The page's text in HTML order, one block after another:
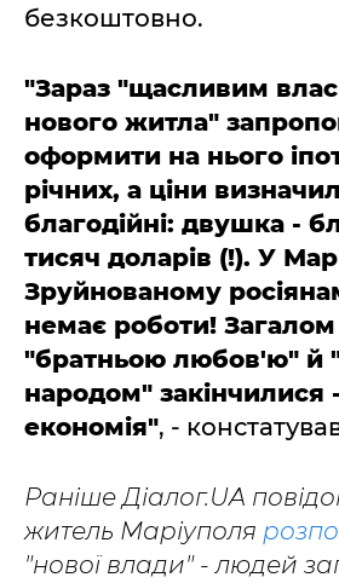
безкоштовно.
"Зараз "щасливим
нового житла"
оформити на нього
річних, а ціни
благодійні: двушка -
тисяч доларів (!). У
Зруйнованому
немає роботи!
"братньою любов'ю" й
народом" закінчилися
економія", -
Раніше Діалог.UA
житель Маріуполя
"нової влади" - людей